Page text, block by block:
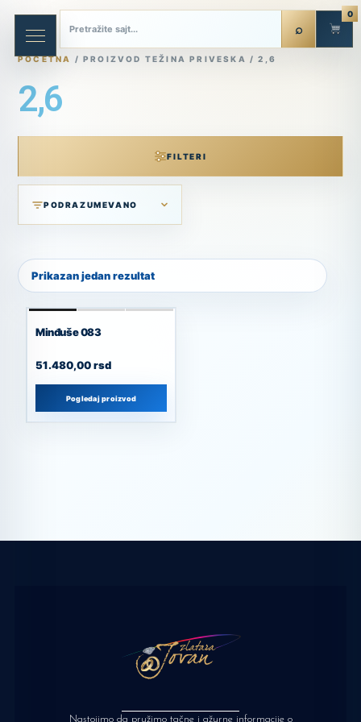
POČETNA / PROIZVOD TEŽINA PRIVESKA / 2,6
2,6
FILTERI
Prikazan jedan rezultat
Minđuše 083
51.480,00rsd
Pogledaj proizvod
Nastojimo da pružimo tačne i ažurne informacije o
0